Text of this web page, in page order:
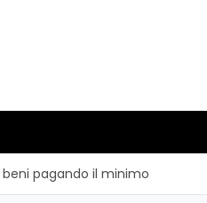
pagando il minimo